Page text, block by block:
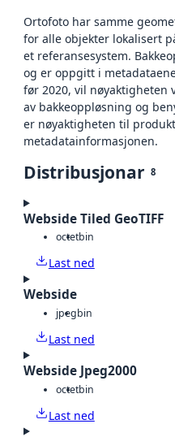
Ortofoto har samme
for alle objekter lokalisert
et referansesystem.
og er oppgitt i
før 2020, vil nøyaktigheten
av bakkeoppløsning og
er nøyaktigheten til
metadatainformasjonen.
Distribusjonar 8
Webside Tiled GeoTIFF
octetbin
Last ned
Webside
jpegbin
Last ned
Webside Jpeg2000
octetbin
Last ned